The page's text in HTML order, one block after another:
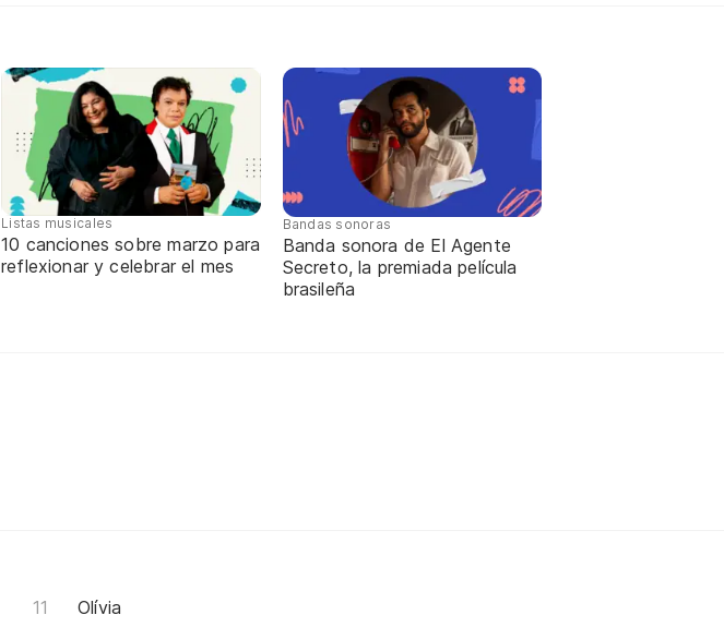
Listas musicales
10 canciones sobre marzo para
reflexionar y celebrar el mes
Bandas sonoras
Banda sonora de El Agente
Secreto, la premiada película
brasileña
Olívia